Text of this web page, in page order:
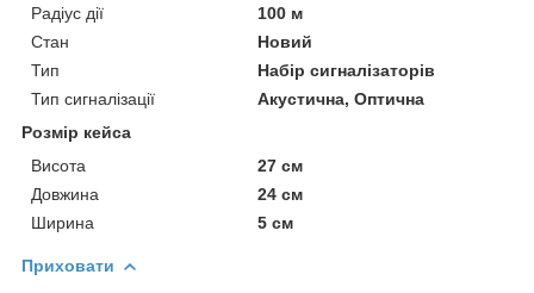
Радіус дії
100 м
Стан
Новий
Тип
Набір сигналізаторів
Тип сигналізації
Акустична, Оптична
Розмір кейса
Висота
27 см
Довжина
24 см
Ширина
5 см
Приховати